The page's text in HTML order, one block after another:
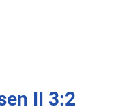
II 3:2